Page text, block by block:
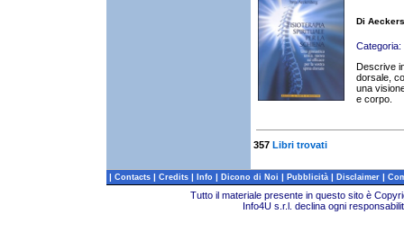
Di
Categoria:
Descrive
dorsale,
una
e corpo.
357 Libri trovati
| Contacts | Credits | Info | Dicono di Noi | Pubblicità | Disclaimer |
Tutto il materiale presente in questo sito è
Info4U s.r.l. declina ogni